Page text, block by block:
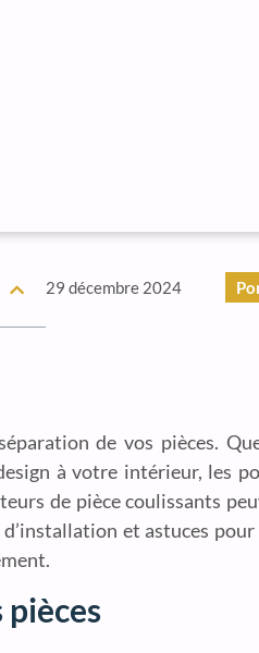
29 décembre 2024
de vos pièces.
à votre intérieur, les
de pièce coulissants
et astuces